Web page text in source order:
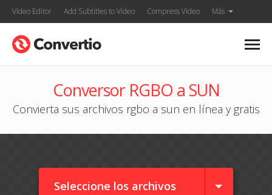
Video Editor Add Subtitles to Video Compress Video Más
Conversor RGBO a SUN
Convierta sus archivos rgbo a sun en línea y gratis
Seleccione los archivos